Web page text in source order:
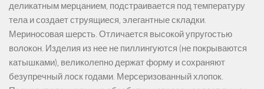
деликатным мерцанием, подстраивается под температуру
тела и создает струящиеся, элегантные складки.
Мериносовая шерсть. Отличается высокой упругостью
волокон. Изделия из нее не пиллингуются (не покрываются
катышками), великолепно держат форму и сохраняют
безупречный лоск годами. Мерсеризованный хлопок.